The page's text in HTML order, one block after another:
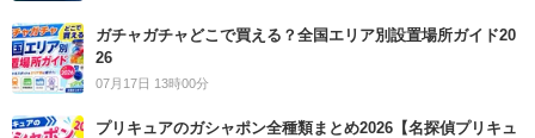
ガチャガチャどこで買える？全国エリア別設置場所ガイド20
26
07月17日 13時00分
プリキュアのガシャポン全種類まとめ2026【名探偵プリキュ